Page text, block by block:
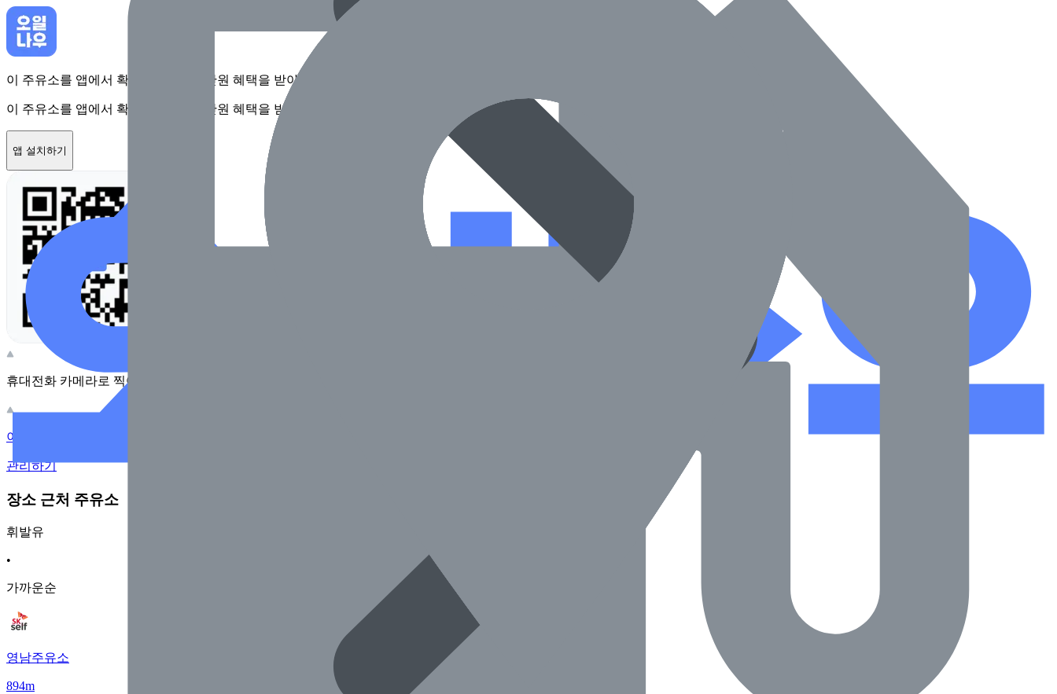
이 주유소를 앱에서 확인하고 최대 1만원 혜택을 받아보세요
이 주유소를 앱에서 확인하고 최대 1만원 혜택을 받아보세요
앱 설치하기
휴대전화 카메라로 찍어보세요
이 주유소의 사장님이신가요?
관리하기
장소 근처 주유소
휘발유
•
가까운순
영남주유소
894m